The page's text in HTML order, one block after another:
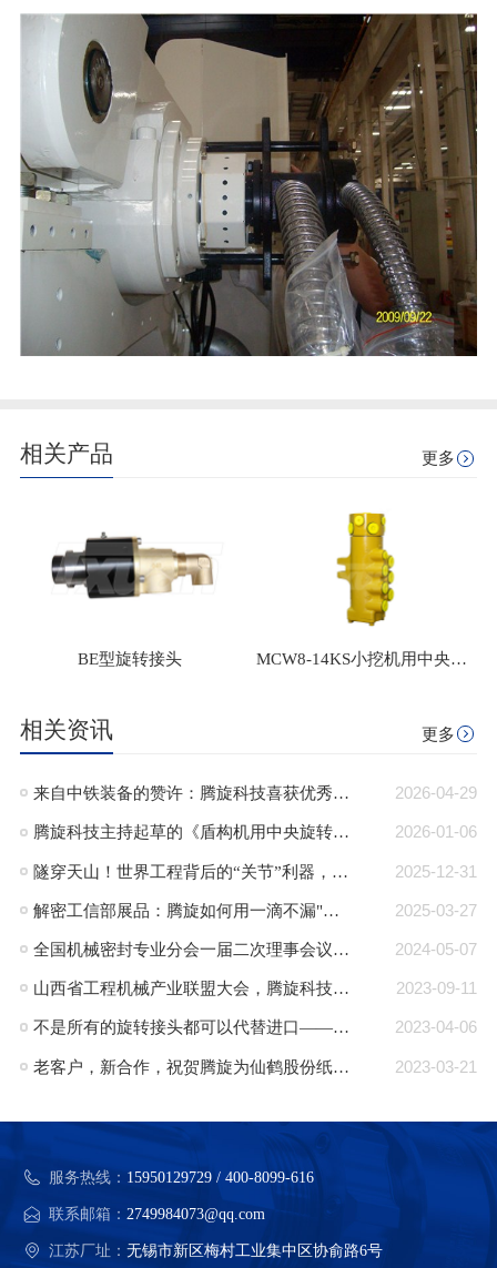
相关产品 更多
BE型旋转接头 MCW8-14KS小挖机用中央回转接头
相关资讯 更多
2026-04-29
来自中铁装备的赞许：腾旋科技喜获优秀供应商奖+质量标杆奖
2026-01-06
腾旋科技主持起草的《盾构机用中央旋转接头》行业标准正式发布
2025-12-31
隧穿天山！世界工程背后的“关节”利器，腾旋回转接头助力TBM挑战极限！
2025-03-27
解密工信部展品：腾旋如何用一滴不漏"技术破局半导体高端装备“卡脖子”难题"
2024-05-07
全国机械密封专业分会一届二次理事会议在郎溪顺利召开
2023-09-11
山西省工程机械产业联盟大会，腾旋科技入选成员单位
2023-04-06
不是所有的旋转接头都可以代替进口——腾旋：可替代进口的旋转接头品牌
2023-03-21
老客户，新合作，祝贺腾旋为仙鹤股份纸机量身定制的蒸汽旋转接头批量交付
服务热线： 15950129729 / 400-8099-616
联系邮箱： 2749984073@qq.com
江苏厂址：无锡市新区梅村工业集中区协俞路6号